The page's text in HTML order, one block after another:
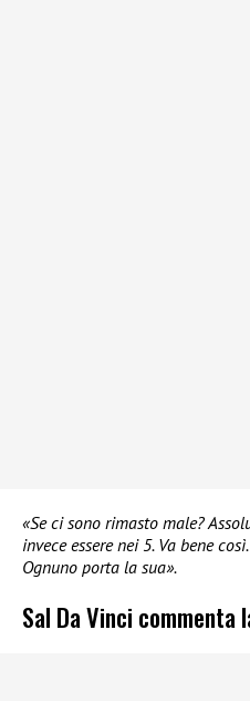
«Se ci sono rimasto male?
invece essere nei 5. Va bene
Ognuno porta la sua».
Sal Da Vinci commenta